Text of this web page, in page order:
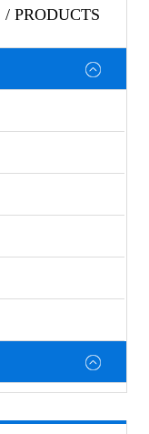
/ PRODUCTS